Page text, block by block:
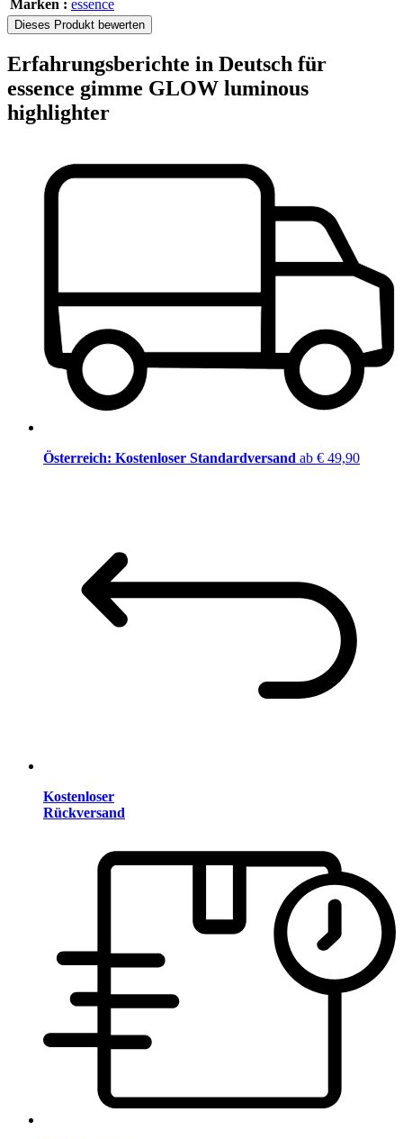
Marken : essence
Dieses Produkt bewerten
Erfahrungsberichte in Deutsch für
essence gimme GLOW luminous
highlighter
Österreich: Kostenloser Standardversand ab € 49,90
Kostenloser
Rückversand